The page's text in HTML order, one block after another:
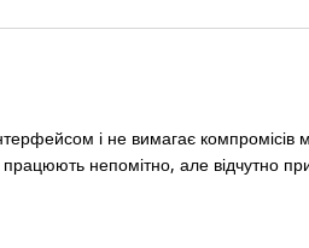
і не вимагає компромісів
працюють непомітно, але відчутно